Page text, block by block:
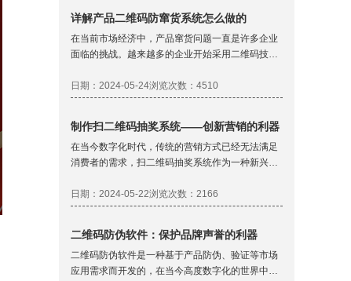
详解产品二维码防窜货系统怎么做的
在当前市场经济中，产品窜货问题一直是许多企业
面临的挑战。越来越多的企业开始采用二维码技术
种系统通过为每个产品赋予一个独一无二的二维
码，相当于给产品贴上了“身份证”，从而能够追踪
二维码防窜货系统的具体介绍：
日期：2024-05-24浏览次数：4510
制作扫二维码抽奖系统——创新营销的利器
在当今数字化时代，传统的营销方式已经无法满足
消费者的需求，扫二维码抽奖系统作为一种新兴的
一个扫二维码抽奖系统需要考虑多个方面，那么，
如何制作一个有效的扫二维码抽奖系统呢？本文将
日期：2024-05-22浏览次数：2166
二维码防伪软件：保护品牌声誉的利器
二维码防伪软件是一种基于产品防伪、验证等市场
应用需求而开发的，在当今高度数字化的世界中，